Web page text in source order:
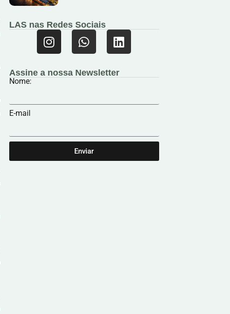
LAS nas Redes Sociais
Assine a nossa Newsletter
Nome:
E-mail
Enviar